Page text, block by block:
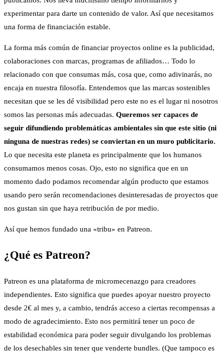
experimentar para darte un contenido de valor. Así que necesitamos
una forma de financiación estable.
La forma más común de financiar proyectos online es la publicidad,
colaboraciones con marcas, programas de afiliados… Todo lo
relacionado con que consumas más, cosa que, como adivinarás, no
encaja en nuestra filosofía. Entendemos que las marcas sostenibles
necesitan que se les dé visibilidad pero este no es el lugar ni nosotros
somos las personas más adecuadas. Queremos ser capaces de
seguir difundiendo problemáticas ambientales sin que este sitio (ni
ninguna de nuestras redes) se conviertan en un muro publicitario.
Lo que necesita este planeta es principalmente que los humanos
consumamos menos cosas. Ojo, esto no significa que en un
momento dado podamos recomendar algún producto que estamos
usando pero serán recomendaciones desinteresadas de proyectos que
nos gustan sin que haya retribución de por medio.
Así que hemos fundado una «tribu» en Patreon.
¿Qué es Patreon?
Patreon es una plataforma de micromecenazgo para creadores
independientes. Esto significa que puedes apoyar nuestro proyecto
desde 2€ al mes y, a cambio, tendrás acceso a ciertas recompensas a
modo de agradecimiento. Esto nos permitirá tener un poco de
estabilidad económica para poder seguir divulgando los problemas
de los desechables sin tener que venderte bundles. (Que tampoco es